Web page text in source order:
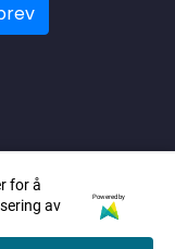
for å
av
Powered by